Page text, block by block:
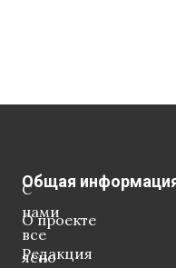
С
нами
все
ясно
Общая
О проекте
Редакция